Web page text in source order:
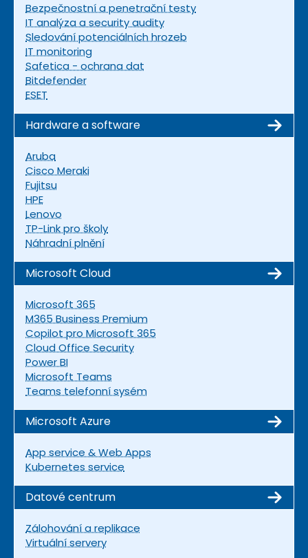
Bezpečnostní a penetrační testy
IT analýza a security audity
Sledování potenciálních hrozeb
IT monitoring
Safetica - ochrana dat
Bitdefender
ESET
Hardware a software
Aruba
Cisco Meraki
Fujitsu
HPE
Lenovo
TP-Link pro školy
Náhradní plnění
Microsoft Cloud
Microsoft 365
M365 Business Premium
Copilot pro Microsoft 365
Cloud Office Security
Power BI
Microsoft Teams
Teams telefonní sysém
Microsoft Azure
App service & Web Apps
Kubernetes service
Datové centrum
Zálohování a replikace
Virtuální servery